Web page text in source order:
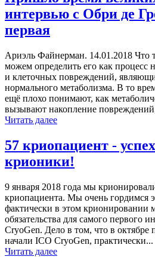
интервью с Обри де
первая
Ариэль Файнерман. 14.01.2018 Что
можем определить его как процесс
и клеточных повреждений,
нормального метаболизма. В то
ещё плохо понимают, как
вызывают накопление
Читать далее
57 криопациент -
крионики!
9 января 2018 года мы
криопациента. Мы очень гордимся
фактически в этом
обязательства для самого первого
CryoGen. Дело в том, что в октябре
начали ICO CryoGen, практически...
Читать далее